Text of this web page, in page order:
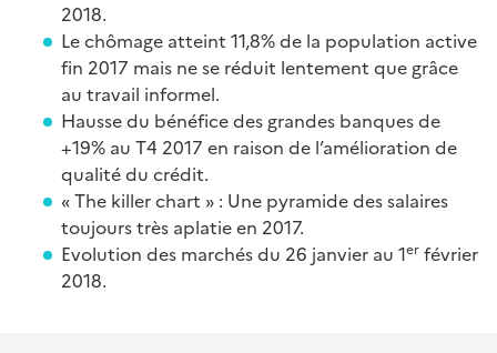
2018.
Le chômage atteint 11,8% de la population active
fin 2017 mais ne se réduit lentement que grâce
au travail informel.
Hausse du bénéfice des grandes banques de
+19% au T4 2017 en raison de l’amélioration de
qualité du crédit.
« The killer chart » : Une pyramide des salaires
toujours très aplatie en 2017.
Evolution des marchés du 26 janvier au 1er février
2018.